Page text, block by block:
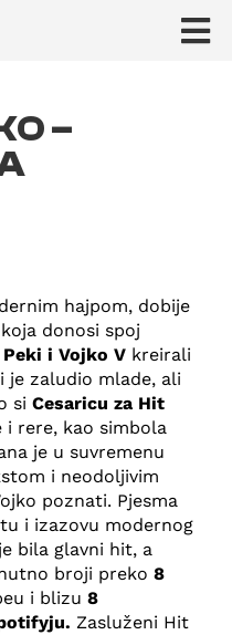
–
hajpom, dobije
donosi spoj
Peki i Vojko V kreirali
je zaludio mlade, ali
si Cesaricu za Hit
i rere, kao simbola
je u suvremenu
i neodoljivim
poznati. Pjesma
i izazovu modernog
bila glavni hit, a
broji preko 8
i blizu 8
Zasluženi Hit